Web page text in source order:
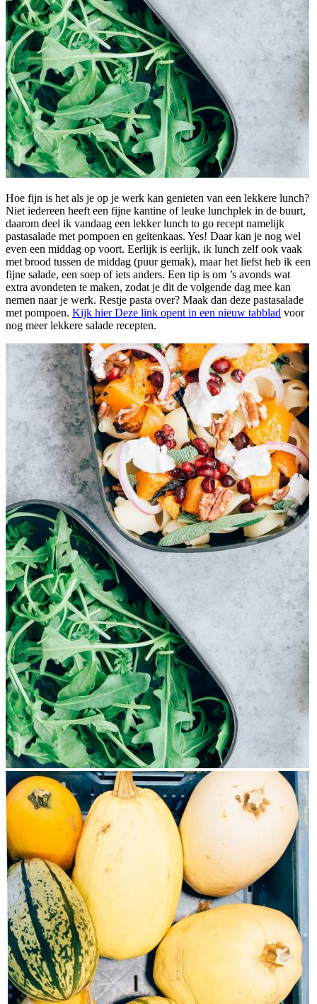
Hoe fijn is het als je op je werk kan genieten van een lekkere lunch?
Niet iedereen heeft een fijne kantine of leuke lunchplek in de buurt,
daarom deel ik vandaag een lekker lunch to go recept namelijk
pastasalade met pompoen en geitenkaas. Yes! Daar kan je nog wel
even een middag op voort. Eerlijk is eerlijk, ik lunch zelf ook vaak
met brood tussen de middag (puur gemak), maar het liefst heb ik een
fijne salade, een soep of iets anders. Een tip is om ’s avonds wat
extra avondeten te maken, zodat je dit de volgende dag mee kan
nemen naar je werk. Restje pasta over? Maak dan deze pastasalade
met pompoen. Kijk hierDeze link opent in een nieuw tabblad voor
nog meer lekkere salade recepten.